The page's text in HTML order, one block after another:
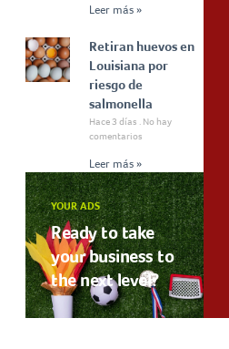
Leer más »
Retiran huevos en
Louisiana por
riesgo de
salmonella
Hace 3 días
No hay
comentarios
Leer más »
YOUR ADS
Ready to take
your business to
the next level?